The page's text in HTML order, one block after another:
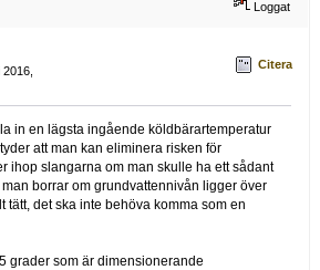
Loggat
Citera
in en lägsta ingående köldbärartemperatur
att man kan eliminera risken för
ihop slangarna om man skulle ha ett sådant
borrar om grundvattennivån ligger över
tätt, det ska inte behöva komma som en
grader som är dimensionerande